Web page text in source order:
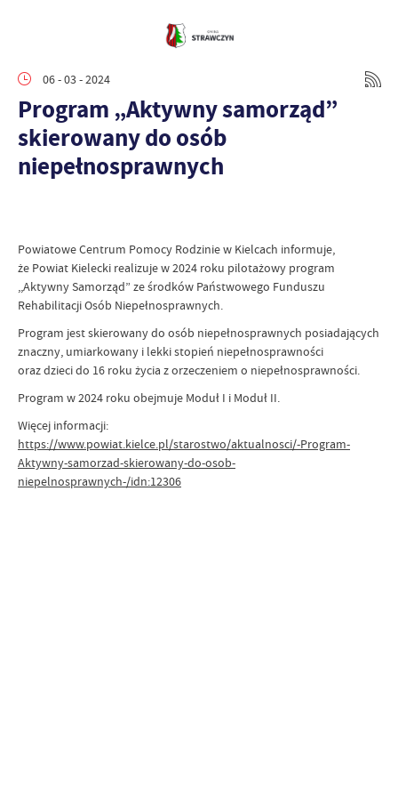
06 - 03 - 2024
Program „Aktywny samorząd”
skierowany do osób
niepełnosprawnych
Powiatowe Centrum Pomocy Rodzinie w Kielcach informuje,
że Powiat Kielecki realizuje w 2024 roku pilotażowy program
,,Aktywny Samorząd” ze środków Państwowego Funduszu
Rehabilitacji Osób Niepełnosprawnych.
Program jest skierowany do osób niepełnosprawnych posiadających
znaczny, umiarkowany i lekki stopień niepełnosprawności
oraz dzieci do 16 roku życia z orzeczeniem o niepełnosprawności.
Program w 2024 roku obejmuje Moduł I i Moduł II.
Więcej informacji:
https://www.powiat.kielce.pl/starostwo/aktualnosci/-Program-
Aktywny-samorzad-skierowany-do-osob-
niepelnosprawnych-/idn:12306